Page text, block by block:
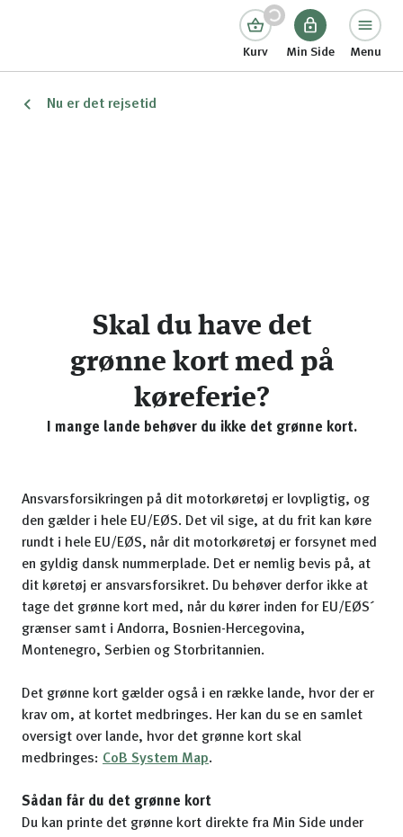
Kurv Min Side Menu
Nu er det rejsetid
Skal du have det
grønne kort med på
køreferie?
I mange lande behøver du ikke det grønne kort.
Ansvarsforsikringen på dit motorkøretøj er lovpligtig, og
den gælder i hele EU/EØS. Det vil sige, at du frit kan køre
rundt i hele EU/EØS, når dit motorkøretøj er forsynet med
en gyldig dansk nummerplade. Det er nemlig bevis på, at
dit køretøj er ansvarsforsikret. Du behøver derfor ikke at
tage det grønne kort med, når du kører inden for EU/EØS´
grænser samt i Andorra, Bosnien-Hercegovina,
Montenegro, Serbien og Storbritannien.
Det grønne kort gælder også i en række lande, hvor der er
krav om, at kortet medbringes. Her kan du se en samlet
oversigt over lande, hvor det grønne kort skal
medbringes: CoB System Map.
Sådan får du det grønne kort
Du kan printe det grønne kort direkte fra Min Side under